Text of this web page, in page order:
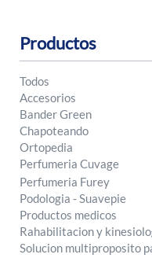
Productos
Todos
Accesorios
Bander Green
Chapoteando
Ortopedia
Perfumeria Cuvage
Perfumeria Furey
Podologia - Suavepie
Productos medicos
Rahabilitacion y
Solucion multiproposito